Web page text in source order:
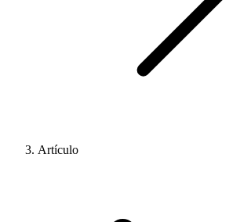
Artículo